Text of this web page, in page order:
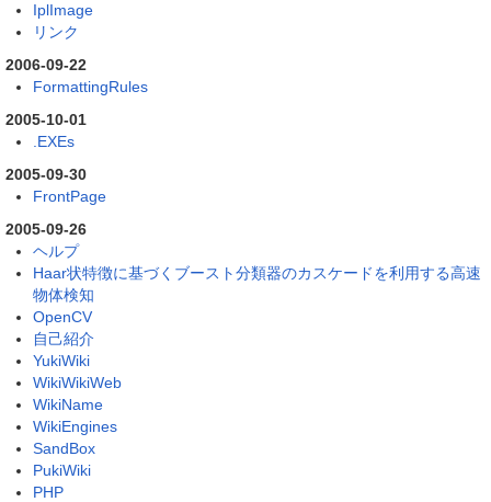
IplImage
リンク
2006-09-22
FormattingRules
2005-10-01
.EXEs
2005-09-30
FrontPage
2005-09-26
ヘルプ
Haar状特徴に基づくブースト分類器のカスケードを利用する高速
物体検知
OpenCV
自己紹介
YukiWiki
WikiWikiWeb
WikiName
WikiEngines
SandBox
PukiWiki
PHP